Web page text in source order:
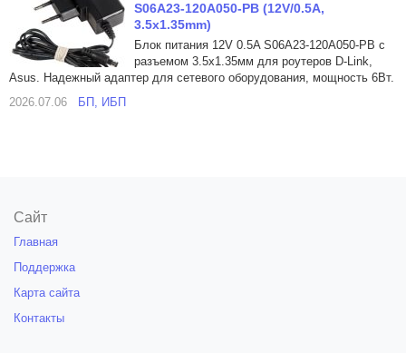
S06A23-120A050-PB (12V/0.5A,
3.5x1.35mm)
Блок питания 12V 0.5A S06A23-120A050-PB с
разъемом 3.5x1.35мм для роутеров D-Link,
Asus. Надежный адаптер для сетевого оборудования, мощность 6Вт.
2026.07.06
БП, ИБП
Сайт
Главная
Поддержка
Карта сайта
Контакты